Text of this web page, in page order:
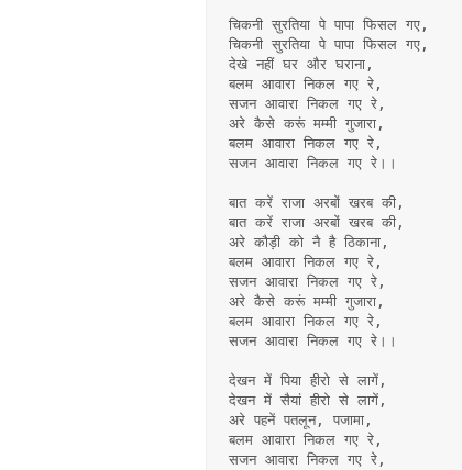
चिकनी सुरतिया पे पापा फिसल गए,
चिकनी सुरतिया पे पापा फिसल गए,
देखे नहीं घर और घराना,
बलम आवारा निकल गए रे,
सजन आवारा निकल गए रे,
अरे कैसे करूं मम्मी गुजारा,
बलम आवारा निकल गए रे,
सजन आवारा निकल गए रे।।
बात करें राजा अरबों खरब की,
बात करें राजा अरबों खरब की,
अरे कौड़ी को नै है ठिकाना,
बलम आवारा निकल गए रे,
सजन आवारा निकल गए रे,
अरे कैसे करूं मम्मी गुजारा,
बलम आवारा निकल गए रे,
सजन आवारा निकल गए रे।।
देखन में पिया हीरो से लागें,
देखन में सैयां हीरो से लागें,
अरे पहनें पतलून, पजामा,
बलम आवारा निकल गए रे,
सजन आवारा निकल गए रे,